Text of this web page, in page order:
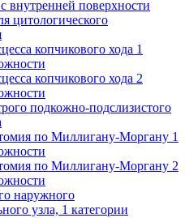
внутренней поверхности
цитологического
копчикового хода 1
копчикового хода 2
подкожно-подслизистого
по Миллигану-Моргану 1
по Миллигану-Моргану 2
наружного
узла, 1 категории